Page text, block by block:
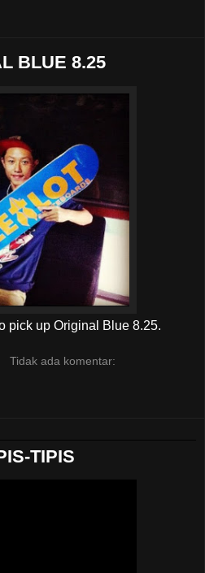
BLUE 8.25
pick up Original Blue 8.25.
Tidak ada komentar:
TIPIS